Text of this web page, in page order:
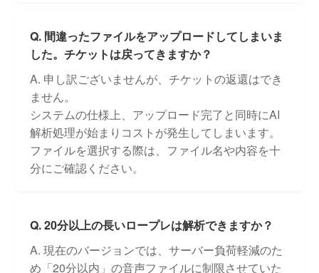
Q. 間違ったファイルをアップロードしてしまいま
した。チケットは戻ってきますか？
A. 申し訳ございませんが、チケットの返還はでき
ません。
システムの仕様上、アップロード完了と同時にAI
解析処理が始まりコストが発生してしまいます。
ファイルを選択する際は、ファイル名や内容を十
分にご確認ください。
Q. 20分以上の長いロープレは解析できますか？
A. 現在のバージョンでは、サーバー負荷軽減のた
め「20分以内」の音声ファイルに制限させていた